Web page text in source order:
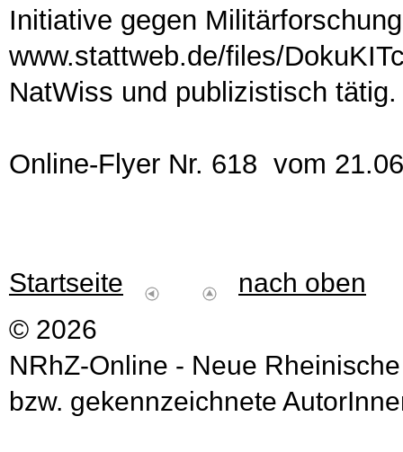
Initiative gegen
www.stattweb.de/files/
NatWiss und publizistisch
Online-Flyer Nr. 618 vom
Startseite
nach oben
© 2026
NRhZ-Online - Neue
bzw. gekennzeichnete